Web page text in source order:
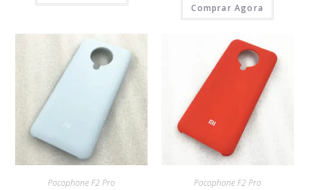
Comprar Agora
Pocophone F2 Pro Pocophone F2 Pro